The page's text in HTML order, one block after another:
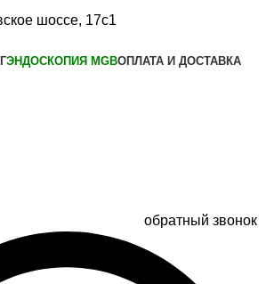
шоссе, 17с1
ЭНДОСКОПИЯ MGBОПЛАТА И ДОСТАВКА
обратный звонок